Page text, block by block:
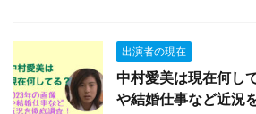
出演者の現在
中村愛美は現在何し
や結婚仕事など近況